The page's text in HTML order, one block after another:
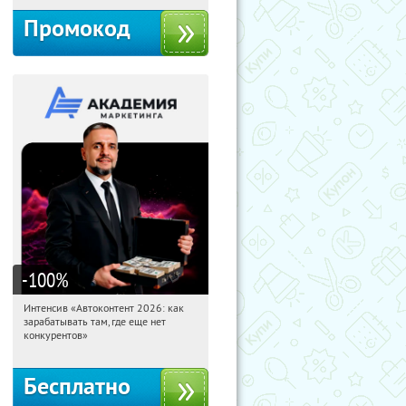
Промокод
-100%
21:54:19 Получили:
Россия
Интенсив «Автоконтент 2026: как
зарабатывать там, где еще нет
конкурентов»
Бесплатно